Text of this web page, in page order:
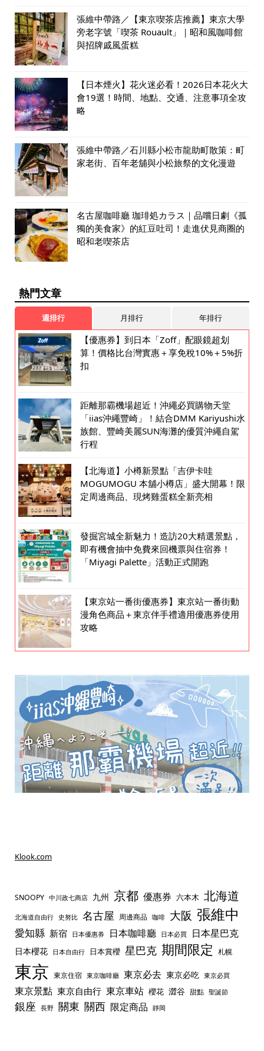
張維中帶路／【東京喫茶店推薦】東京大學
旁老字號「喫茶 Rouault」｜昭和風咖啡館
與招牌戚風蛋糕
【日本煙火】花火迷必看！2026日本花火大
會19選！時間、地點、交通、注意事項全攻
略
張維中帶路／石川縣小松市龍助町散策：町
家老街、百年老舖與小松旅祭的文化漫遊
名古屋咖啡廳 珈琲処カラス｜品嚐日劇《孤
獨的美食家》的紅豆吐司！走進伏見商圈的
昭和老喫茶店
熱門文章
週排行 月排行 年排行
【優惠券】到日本「Zoff」配眼鏡超划
算！價格比台灣實惠＋享免稅10%＋5%折
扣
距離那霸機場超近！沖繩必買購物天堂
「iias沖繩豐崎」！結合DMM Kariyushi水
族館、豐崎美麗SUN海灘的優質沖繩自駕
行程
【北海道】小樽新景點「吉伊卡哇
MOGUMOGU 本舖小樽店」盛大開幕！限
定周邊商品、現烤雞蛋糕全新亮相
發掘宮城全新魅力！造訪20大精選景點，
即有機會抽中免費來回機票與住宿券！
「Miyagi Palette」活動正式開跑
【東京站一番街優惠券】東京站一番街動
漫角色商品＋東京伴手禮適用優惠券使用
攻略
Klook.com
SNOOPY 中川政七商店 九州 京都 優惠券 六本木 北海道
北海道自由行 史努比 名古屋 周邊商品 咖啡 大阪 張維中
愛知縣 新宿 日本優惠券 日本咖啡廳 日本必買 日本星巴克
日本櫻花 日本自由行 日本賞櫻 星巴克 期間限定 札幌
東京 東京住宿 東京咖啡廳 東京必去 東京必吃 東京必買
東京景點 東京自由行 東京車站 櫻花 澀谷 甜點 聖誕節
銀座 長野 關東 關西 限定商品 靜岡